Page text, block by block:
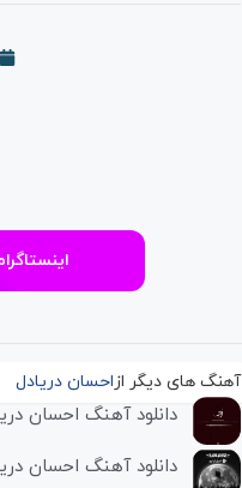
آهنگ های دیگر از احسان دریادل
دانلود آهنگ احسان
دانلود آهنگ احسان